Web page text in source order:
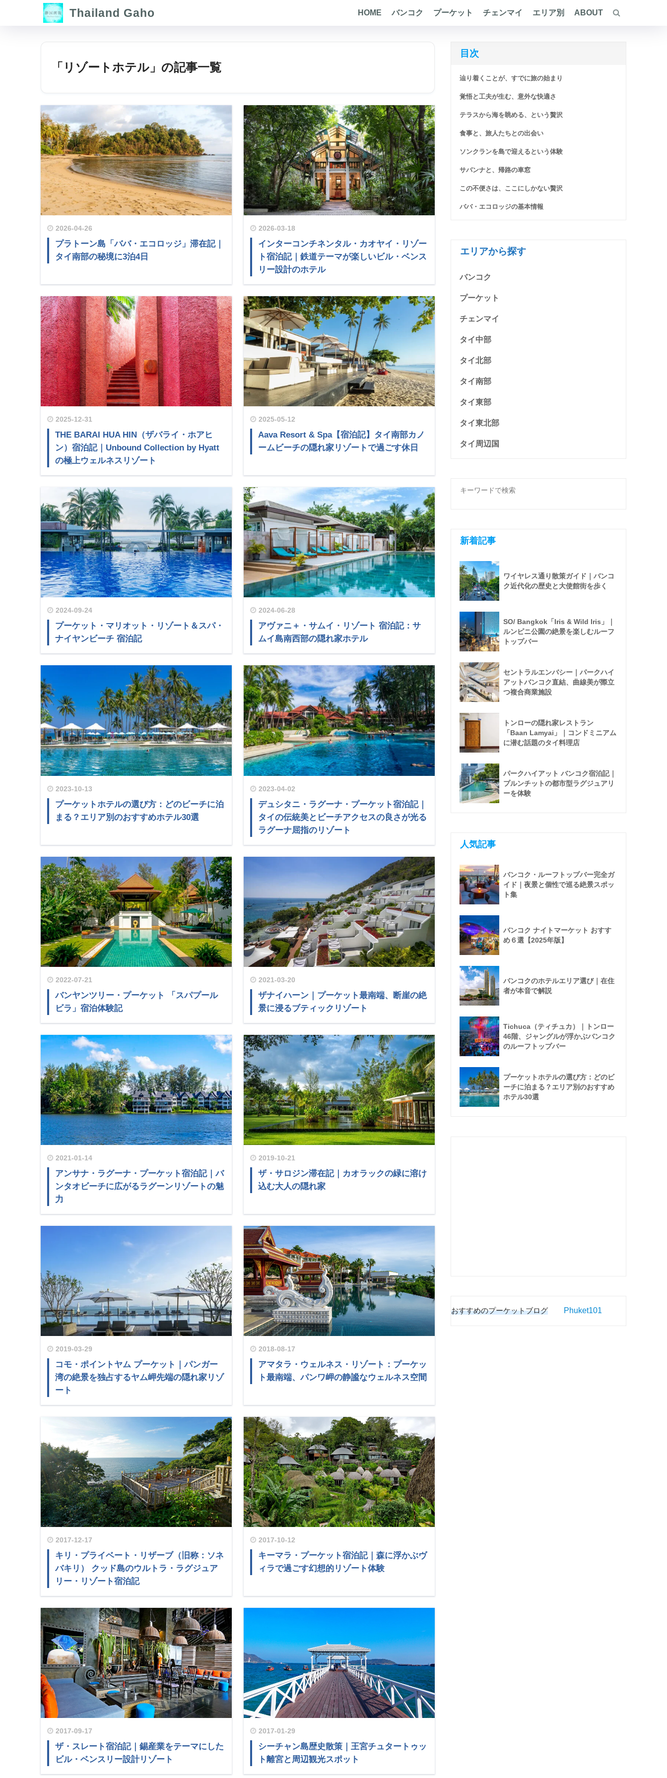
Thailand Gaho HOME バンコク プーケット チェンマイ エリア別 ABOUT
「リゾートホテル」の記事一覧
2026-04-26
プラトーン島「ババ・エコロッジ」滞在記｜
タイ南部の秘境に3泊4日
2026-03-18
インターコンチネンタル・カオヤイ・リゾー
ト宿泊記｜鉄道テーマが楽しいビル・ベンス
リー設計のホテル
2025-12-31
THE BARAI HUA HIN（ザバライ・ホアヒ
ン）宿泊記｜Unbound Collection by Hyatt
の極上ウェルネスリゾート
2025-05-12
Aava Resort & Spa【宿泊記】タイ南部カノ
ームビーチの隠れ家リゾートで過ごす休日
2024-09-24
プーケット・マリオット・リゾート＆スパ・
ナイヤンビーチ 宿泊記
2024-06-28
アヴァニ＋・サムイ・リゾート 宿泊記：サ
ムイ島南西部の隠れ家ホテル
2023-10-13
プーケットホテルの選び方：どのビーチに泊
まる？エリア別のおすすめホテル30選
2023-04-02
デュシタニ・ラグーナ・プーケット宿泊記｜
タイの伝統美とビーチアクセスの良さが光る
ラグーナ屈指のリゾート
2022-07-21
バンヤンツリー・プーケット 「スパプール
ビラ」宿泊体験記
2021-03-20
ザナイハーン｜プーケット最南端、断崖の絶
景に浸るブティックリゾート
2021-01-14
アンサナ・ラグーナ・プーケット宿泊記｜バ
ンタオビーチに広がるラグーンリゾートの魅
力
2019-10-21
ザ・サロジン滞在記｜カオラックの緑に溶け
込む大人の隠れ家
2019-03-29
コモ・ポイントヤム プーケット｜パンガー
湾の絶景を独占するヤム岬先端の隠れ家リゾ
ート
2018-08-17
アマタラ・ウェルネス・リゾート：プーケッ
ト最南端、パンワ岬の静謐なウェルネス空間
2017-12-17
キリ・プライベート・リザーブ（旧称：ソネ
バキリ） クッド島のウルトラ・ラグジュア
リー・リゾート宿泊記
2017-10-12
キーマラ・プーケット宿泊記｜森に浮かぶヴ
ィラで過ごす幻想的リゾート体験
2017-09-17
ザ・スレート宿泊記｜錫産業をテーマにした
ビル・ベンスリー設計リゾート
2017-01-29
シーチャン島歴史散策｜王宮チュタートゥッ
ト離宮と周辺観光スポット
目次
辿り着くことが、すでに旅の始まり
覚悟と工夫が生む、意外な快適さ
テラスから海を眺める、という贅沢
食事と、旅人たちとの出会い
ソンクランを島で迎えるという体験
サバンナと、帰路の車窓
この不便さは、ここにしかない贅沢
ババ・エコロッジの基本情報
エリアから探す
バンコク
プーケット
チェンマイ
タイ中部
タイ北部
タイ南部
タイ東部
タイ東北部
タイ周辺国
新着記事
ワイヤレス通り散策ガイド｜バンコ
ク近代化の歴史と大使館街を歩く
SO/ Bangkok「Iris & Wild Iris」｜
ルンピニ公園の絶景を楽しむルーフ
トップバー
セントラルエンバシー｜パークハイ
アットバンコク直結、曲線美が際立
つ複合商業施設
トンローの隠れ家レストラン
「Baan Lamyai」｜コンドミニアム
に潜む話題のタイ料理店
パークハイアット バンコク宿泊記｜
プルンチットの都市型ラグジュアリ
ーを体験
人気記事
バンコク・ルーフトップバー完全ガ
イド｜夜景と個性で巡る絶景スポッ
ト集
バンコク ナイトマーケット おすす
め６選【2025年版】
バンコクのホテルエリア選び｜在住
者が本音で解説
Tichuca（ティチュカ）｜トンロー
46階、ジャングルが浮かぶバンコク
のルーフトップバー
プーケットホテルの選び方：どのビ
ーチに泊まる？エリア別のおすすめ
ホテル30選
おすすめのプーケットブログ Phuket101